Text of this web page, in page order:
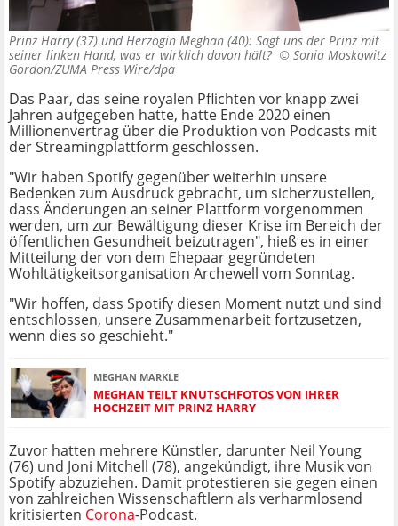
Prinz Harry (37) und Herzogin Meghan (40): Sagt uns der Prinz mit
seiner linken Hand, was er wirklich davon hält? © Sonia Moskowitz
Gordon/ZUMA Press Wire/dpa
Das Paar, das seine royalen Pflichten vor knapp zwei
Jahren aufgegeben hatte, hatte Ende 2020 einen
Millionenvertrag über die Produktion von Podcasts mit
der Streamingplattform geschlossen.
"Wir haben Spotify gegenüber weiterhin unsere
Bedenken zum Ausdruck gebracht, um sicherzustellen,
dass Änderungen an seiner Plattform vorgenommen
werden, um zur Bewältigung dieser Krise im Bereich der
öffentlichen Gesundheit beizutragen", hieß es in einer
Mitteilung der von dem Ehepaar gegründeten
Wohltätigkeitsorganisation Archewell vom Sonntag.
"Wir hoffen, dass Spotify diesen Moment nutzt und sind
entschlossen, unsere Zusammenarbeit fortzusetzen,
wenn dies so geschieht."
MEGHAN MARKLE
MEGHAN TEILT KNUTSCHFOTOS VON IHRER
HOCHZEIT MIT PRINZ HARRY
Zuvor hatten mehrere Künstler, darunter Neil Young
(76) und Joni Mitchell (78), angekündigt, ihre Musik von
Spotify abzuziehen. Damit protestieren sie gegen einen
von zahlreichen Wissenschaftlern als verharmlosend
kritisierten Corona-Podcast.